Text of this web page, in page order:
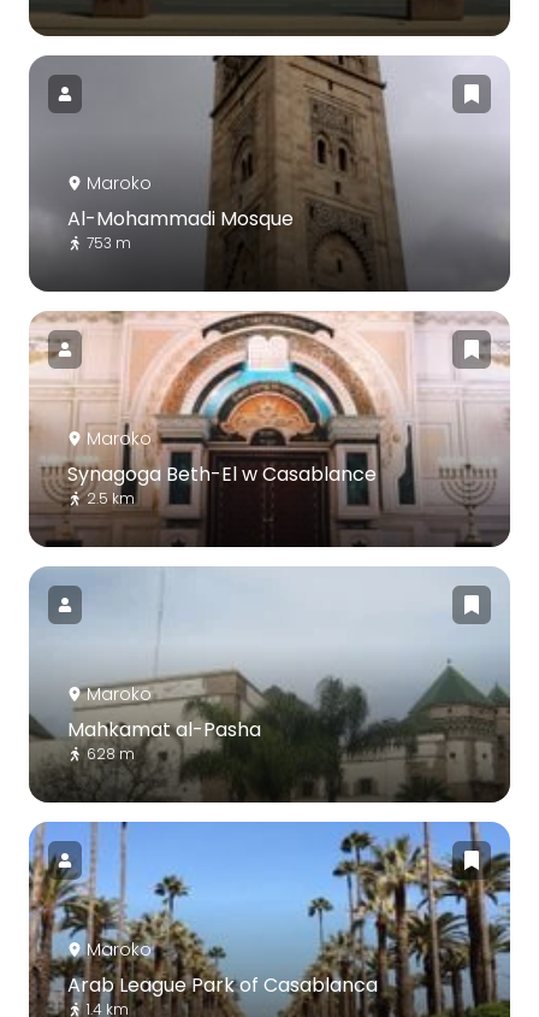
Maroko
Al-Mohammadi Mosque
753 m
Maroko
Synagoga Beth-El w Casablance
2.5 km
Maroko
Mahkamat al-Pasha
628 m
Maroko
Arab League Park of Casablanca
1.4 km